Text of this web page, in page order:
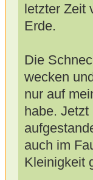
letzter Zeit
Erde.
Die
wecken
nur auf
habe.
auch im
Kleinigkeit